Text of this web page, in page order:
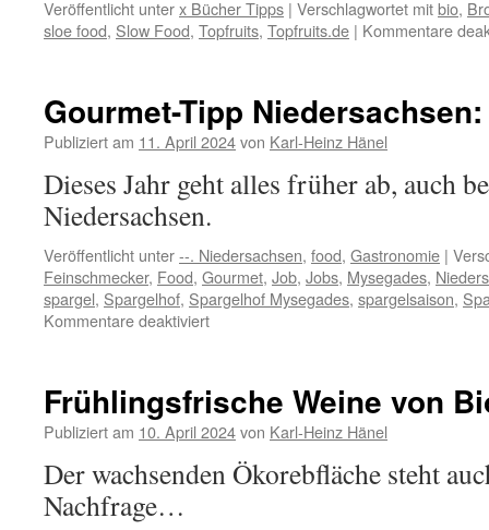
Veröffentlicht unterx Bücher Tipps | Verschlagwortet mitbio,
sloe food, Slow Food, Topfruits, Topfruits.de | Kommentare
Gourmet-Tipp
Publiziert am 11. April 2024von Karl-Heinz Hänel
Dieses Jahr geht alles früher ab, auch
Niedersachsen.
Veröffentlicht unter--. Niedersachsen, food, Gastronomie |
Feinschmecker, Food, Gourmet, Job, Jobs, Mysegades,
spargel, Spargelhof, Spargelhof Mysegades, spargelsaison,
Kommentare deaktiviertfür
Spargelsaison
Frühlingsfrische Weine von
Publiziert am 10. April 2024von Karl-Heinz Hänel
Der wachsenden Ökorebfläche steht
Nachfrage…